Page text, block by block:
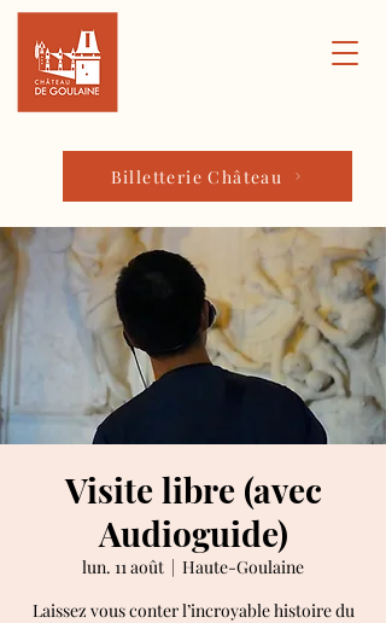
Billetterie Château
Visite libre (avec
Audioguide)
lun. 11 août
  |
Haute-Goulaine
Laissez vous conter l’incroyable histoire du